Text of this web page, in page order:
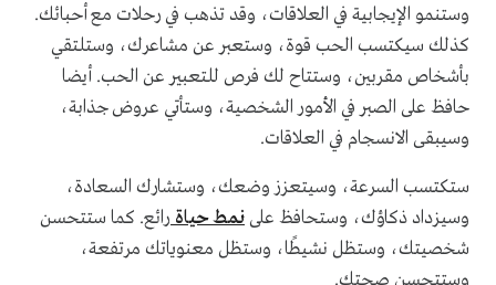
وستنمو الإيجابية في العلاقات، وقد تذهب في رحلات مع أحبائك.
كذلك سيكتسب الحب قوة، وستعبر عن مشاعرك، وستلتقي
بأشخاص مقربين، وستتاح لك فرص للتعبير عن الحب. أيضا
حافظ على الصبر في الأمور الشخصية، وستأتي عروض جذابة،
وسيبقى الانسجام في العلاقات.
ستكتسب السرعة، وسيتعزز وضعك، وستشارك السعادة،
وسيزداد ذكاؤك، وستحافظ على نمط حياة رائع. كما ستتحسن
شخصيتك، وستظل نشيطًا، وستظل معنوياتك مرتفعة،
وستتحسن صحتك.